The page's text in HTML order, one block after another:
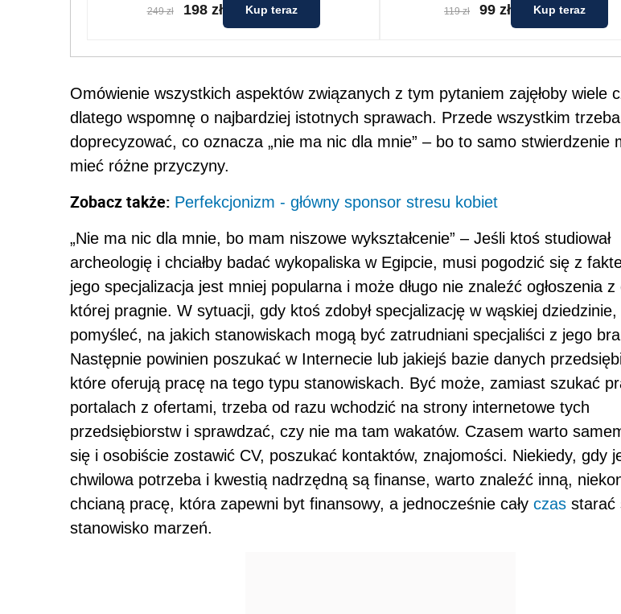
249 zł 198 zł Kup teraz 119 zł 99 zł Kup teraz
Omówienie wszystkich aspektów związanych z tym pytaniem zajęłoby wiele
dlatego wspomnę o najbardziej istotnych sprawach. Przede wszystkim trzeba
doprecyzować, co oznacza „nie ma nic dla mnie” – bo to samo stwierdzenie
mieć różne przyczyny.
Zobacz także: Perfekcjonizm - główny sponsor stresu kobiet
„Nie ma nic dla mnie, bo mam niszowe wykształcenie” – Jeśli ktoś studiował
archeologię i chciałby badać wykopaliska w Egipcie, musi pogodzić się z
jego specjalizacja jest mniej popularna i może długo nie znaleźć ogłoszenia z
której pragnie. W sytuacji, gdy ktoś zdobył specjalizację w wąskiej dziedzinie,
pomyśleć, na jakich stanowiskach mogą być zatrudniani specjaliści z jego
Następnie powinien poszukać w Internecie lub jakiejś bazie danych
które oferują pracę na tego typu stanowiskach. Być może, zamiast szukać
portalach z ofertami, trzeba od razu wchodzić na strony internetowe tych
przedsiębiorstw i sprawdzać, czy nie ma tam wakatów. Czasem warto
się i osobiście zostawić CV, poszukać kontaktów, znajomości. Niekiedy, gdy
chwilowa potrzeba i kwestią nadrzędną są finanse, warto znaleźć inną,
chcianą pracę, która zapewni byt finansowy, a jednocześnie cały czas starać
stanowisko marzeń.